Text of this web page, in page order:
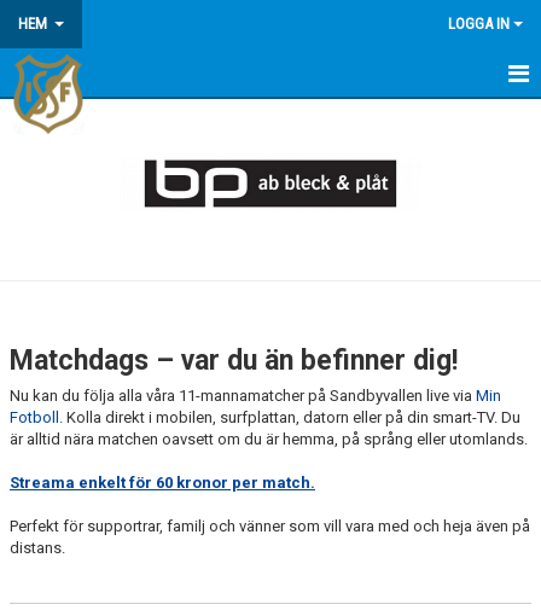
HEM LOGGA IN
HEM
MEDLEMSINFORMATION
PAY-PER-VIEW
KALENDER
ÅRSÖVERSIKT
Matchdags – var du än befinner dig!
Nu kan du följa alla våra 11-mannamatcher på Sandbyvallen live via Min
Fotboll. Kolla direkt i mobilen, surfplattan, datorn eller på din smart-TV. Du
är alltid nära matchen oavsett om du är hemma, på språng eller utomlands.
Streama enkelt för 60 kronor per match.
Perfekt för supportrar, familj och vänner som vill vara med och heja även på
distans.